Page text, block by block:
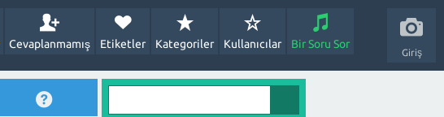
Giriş
Cevaplanmamış Etiketler Kategoriler Kullanıcılar Bir Soru Sor